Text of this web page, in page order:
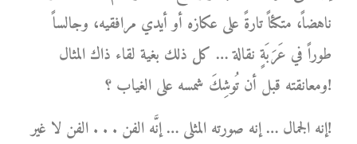
ناهضاً، متكئاً تارةً على عكازه أو أيدي مرافقيه، وجالساً
طوراً في عَرَبَةٍ نقالة … كل ذلك بغية لقاء ذاك المثال
ومعانقته قبل أن تُوشِكَ شمسه على الغياب ؟!
إنه الجمال … إنه صورته المثلى … إنَّه الفن . . . الفن لا غير!